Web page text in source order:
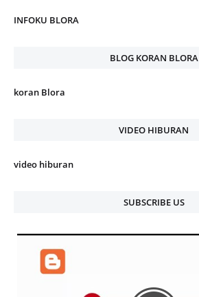
INFOKU BLORA
BLOG KORAN BLORA
koran Blora
VIDEO HIBURAN
video hiburan
SUBSCRIBE US